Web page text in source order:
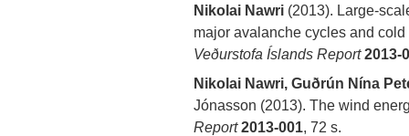
Nikolai Nawri (2013). Large-
major avalanche cycles and
Veðurstofa Íslands Report 2013-
Nikolai Nawri, Guðrún Nína
Jónasson (2013). The wind
Report 2013-001, 72 s.